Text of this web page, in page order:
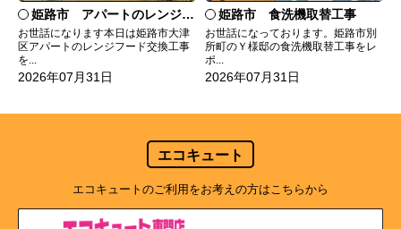
姫路市 アパートのレンジフード交換
お世話になります本日は姫路市大津
区アパートのレンジフード交換工事
を...
2026年07月31日
姫路市 食洗機取替工事
お世話になっております。姫路市別
所町のＹ様邸の食洗機取替工事をレ
ポ...
2026年07月31日
エコキュート
エコキュートのご利用をお考えの方はこちらから